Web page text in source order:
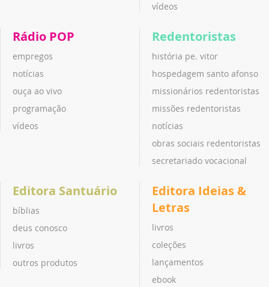
vídeos
Rádio POP
empregos
notícias
ouça ao vivo
programação
vídeos
Redentoristas
história pe. vitor
hospedagem santo afonso
missionários redentoristas
missões redentoristas
notícias
obras sociais redentoristas
secretariado vocacional
Editora Santuário
bíblias
deus conosco
livros
outros produtos
Editora Ideias &
Letras
livros
coleções
lançamentos
ebook